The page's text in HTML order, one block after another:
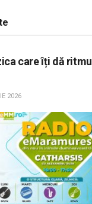
care îți dă ritmul
2026